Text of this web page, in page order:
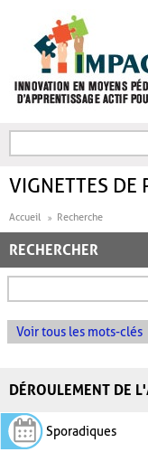
FORMULAIRE DE
VIGNETTES DE
Accueil Recherche
RECHERCHER
Voir tous les mots-clés
DÉROULEMENT DE
Sporadiques